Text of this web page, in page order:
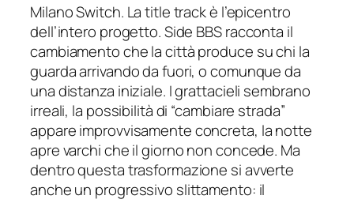
Milano Switch. La title track è l’epicentro
dell’intero progetto. Side BBS racconta il
cambiamento che la città produce su chi la
guarda arrivando da fuori, o comunque da
una distanza iniziale. I grattacieli sembrano
irreali, la possibilità di “cambiare strada”
appare improvvisamente concreta, la notte
apre varchi che il giorno non concede. Ma
dentro questa trasformazione si avverte
anche un progressivo slittamento: il